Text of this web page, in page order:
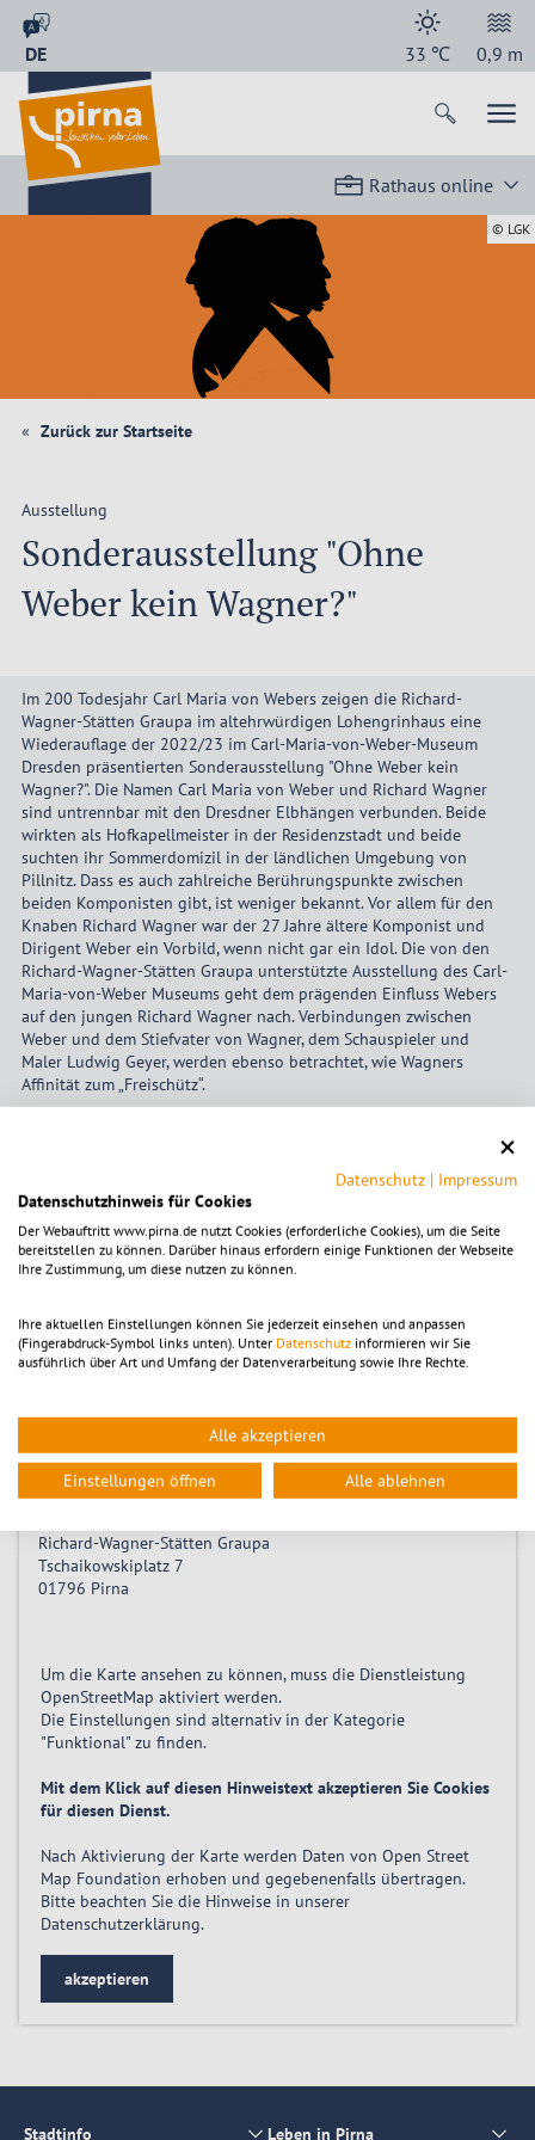
DE 33 ℃ 0,9 m
Rathaus online
© LGK
Zurück zur Startseite
Ausstellung
Sonderausstellung "Ohne
Weber kein Wagner?"
Im 200 Todesjahr Carl Maria von Webers zeigen die Richard-
Wagner-Stätten Graupa im altehrwürdigen Lohengrinhaus eine
Wiederauflage der 2022/23 im Carl-Maria-von-Weber-Museum
Dresden präsentierten Sonderausstellung "Ohne Weber kein
Wagner?". Die Namen Carl Maria von Weber und Richard Wagner
sind untrennbar mit den Dresdner Elbhängen verbunden. Beide
wirkten als Hofkapellmeister in der Residenzstadt und beide
suchten ihr Sommerdomizil in der ländlichen Umgebung von
Pillnitz. Dass es auch zahlreiche Berührungspunkte zwischen
beiden Komponisten gibt, ist weniger bekannt. Vor allem für den
Knaben Richard Wagner war der 27 Jahre ältere Komponist und
Dirigent Weber ein Vorbild, wenn nicht gar ein Idol. Die von den
Richard-Wagner-Stätten Graupa unterstützte Ausstellung des Carl-
Maria-von-Weber Museums geht dem prägenden Einfluss Webers
auf den jungen Richard Wagner nach. Verbindungen zwischen
Weber und dem Stiefvater von Wagner, dem Schauspieler und
Maler Ludwig Geyer, werden ebenso betrachtet, wie Wagners
Affinität zum „Freischütz“.
Tickets
Im Museumseintritt enthalten
Zeitpunkt
Location
Richard-Wagner-Stätten Graupa
Tschaikowskiplatz 7
01796 Pirna
Um die Karte ansehen zu können, muss die Dienstleistung
OpenStreetMap aktiviert werden.
Die Einstellungen sind alternativ in der Kategorie
"Funktional" zu finden.
Mit dem Klick auf diesen Hinweistext akzeptieren Sie Cookies
für diesen Dienst.
Nach Aktivierung der Karte werden Daten von Open Street
Map Foundation erhoben und gegebenenfalls übertragen.
Bitte beachten Sie die Hinweise in unserer
Datenschutzerklärung.
akzeptieren
Stadtinfo Leben in Pirna
Datenschutz | Impressum
Datenschutzhinweis für Cookies
Der Webauftritt www.pirna.de nutzt Cookies (erforderliche Cookies), um die Seite
bereitstellen zu können. Darüber hinaus erfordern einige Funktionen der Webseite
Ihre Zustimmung, um diese nutzen zu können.
Ihre aktuellen Einstellungen können Sie jederzeit einsehen und anpassen
(Fingerabdruck-Symbol links unten). Unter Datenschutz informieren wir Sie
ausführlich über Art und Umfang der Datenverarbeitung sowie Ihre Rechte.
Alle akzeptieren
Einstellungen öffnen Alle ablehnen